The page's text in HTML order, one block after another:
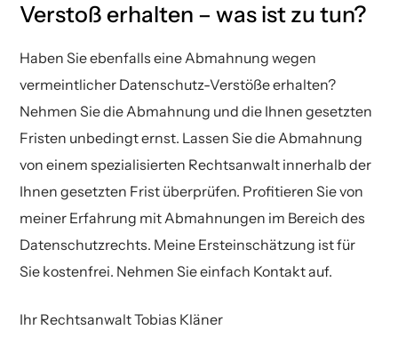
Verstoß erhalten – was ist zu tun?
Haben Sie ebenfalls eine Abmahnung wegen
vermeintlicher Datenschutz-Verstöße erhalten?
Nehmen Sie die Abmahnung und die Ihnen gesetzten
Fristen unbedingt ernst. Lassen Sie die Abmahnung
von einem spezialisierten Rechtsanwalt innerhalb der
Ihnen gesetzten Frist überprüfen. Profitieren Sie von
meiner Erfahrung mit Abmahnungen im Bereich des
Datenschutzrechts. Meine Ersteinschätzung ist für
Sie kostenfrei. Nehmen Sie einfach Kontakt auf.
Ihr Rechtsanwalt Tobias Kläner